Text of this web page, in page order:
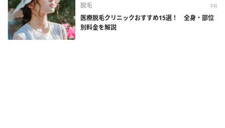
脱毛 PR
医療脱毛クリニックおすすめ15選！ 全身・部位
別料金を解説